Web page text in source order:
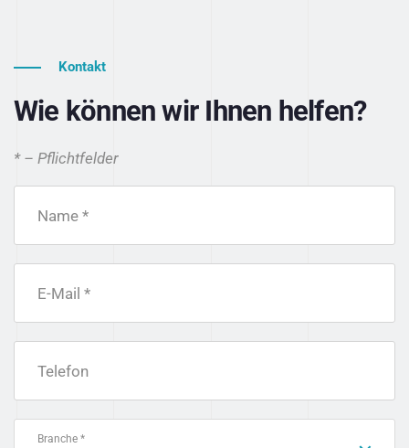
Kontakt
Wie können wir Ihnen helfen?
* – Pflichtfelder
Name *
E-Mail *
Telefon
Branche *